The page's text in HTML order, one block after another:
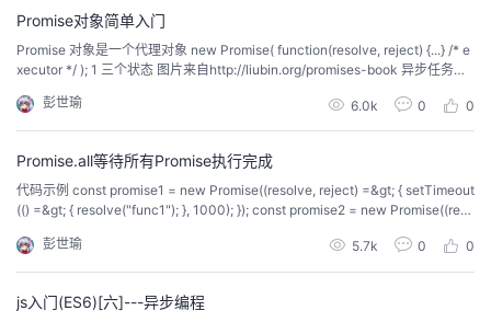
主
页
的
开
发
者
我
Promise对象简单入门
Promise 对象是一个代理对象 new Promise( function(resolve, reject) {...} /* e
xecutor */ ); 1 三个状态 图片来自http://liubin.org/promises-book 异步任务顺
函... 彭世瑜 6.0k 0 0
Promise.all等待所有Promise执行完成
代码示例 const promise1 = new Promise((resolve, reject) =&gt; { setTimeout
(() =&gt; { resolve("func1"); }, 1000); }); const promise2 = new Promise((reso
彭世瑜
5.7k 0 0
js入门(ES6)[六]---异步编程